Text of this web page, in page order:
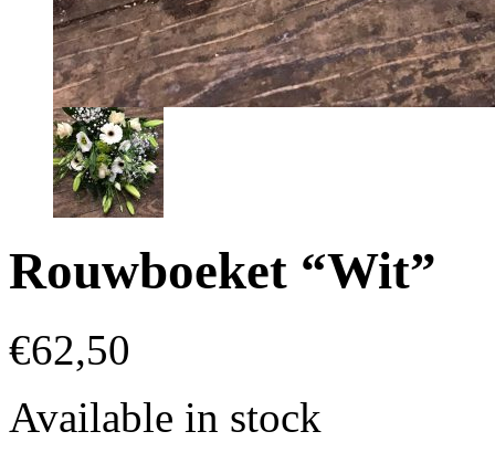
Rouwboeket “Wit”
€62,50
Available in stock